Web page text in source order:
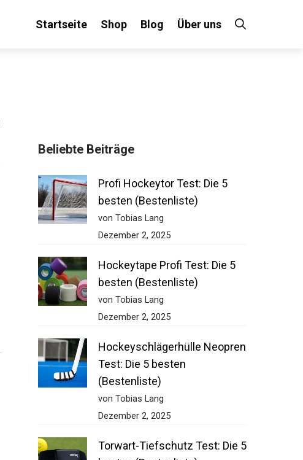
Startseite Shop Blog Über uns
Beliebte Beiträge
Profi Hockeytor Test: Die 5
besten (Bestenliste)
von Tobias Lang
Dezember 2, 2025
Hockeytape Profi Test: Die 5
besten (Bestenliste)
von Tobias Lang
Dezember 2, 2025
Hockeyschlägerhülle Neopren
Test: Die 5 besten
(Bestenliste)
von Tobias Lang
Dezember 2, 2025
Torwart-Tiefschutz Test: Die 5